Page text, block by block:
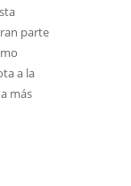
parte
a la
más